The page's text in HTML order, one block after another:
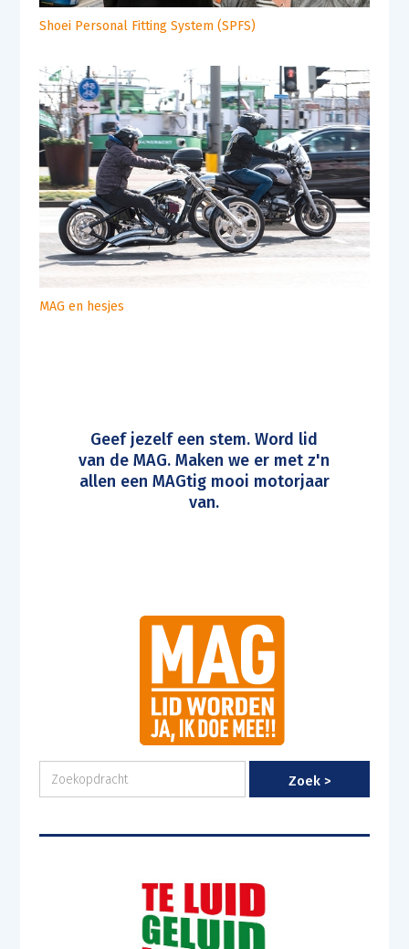
Shoei Personal Fitting System (SPFS)
MAG en hesjes
Geef jezelf een stem. Word lid
van de MAG. Maken we er met z'n
allen een MAGtig mooi motorjaar
van.